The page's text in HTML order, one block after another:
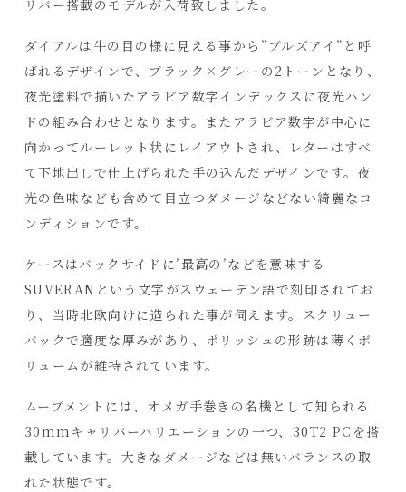
リバー搭載のモデルが入荷致しました。
ダイアルは牛の目の様に見える事から”ブルズアイ”と呼
ばれるデザインで、ブラック×グレーの2トーンとなり、
夜光塗料で描いたアラビア数字インデックスに夜光ハン
ドの組み合わせとなります。またアラビア数字が中心に
向かってルーレット状にレイアウトされ、レターはすべ
て下地出しで仕上げられた手の込んだデザインです。夜
光の色味なども含めて目立つダメージなどない綺麗なコ
ンディションです。
ケースはバックサイドに’最高の’などを意味する
SUVERANという文字がスウェーデン語で刻印されてお
り、当時北欧向けに造られた事が伺えます。スクリュー
バックで適度な厚みがあり、ポリッシュの形跡は薄くボ
リュームが維持されています。
ムーブメントには、オメガ手巻きの名機として知られる
30mmキャリバーバリエーションの一つ、30T2 PCを搭
載しています。大きなダメージなどは無いバランスの取
れた状態です。